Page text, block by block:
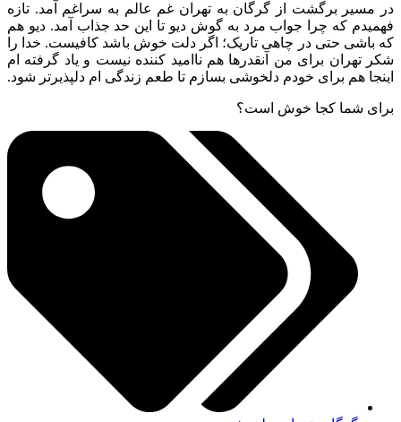
در مسیر برگشت از گرگان به تهران غم عالم به سراغم آمد. تازه
فهمیدم که چرا جواب مرد به گوش دیو تا این حد جذاب آمد. دیو هم
که باشی حتی در چاهی تاریک؛ اگر دلت خوش باشد کافیست. خدا را
شکر تهران برای من آنقدرها هم ناامید کننده نیست و یاد گرفته ام
اینجا هم برای خودم دلخوشی بسازم تا طعم زندگی ام دلپذیرتر شود.
برای شما کجا خوش است؟